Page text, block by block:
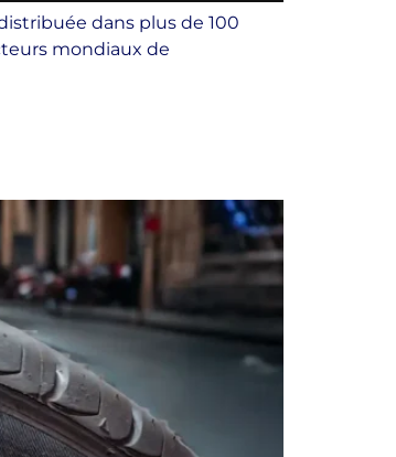
dans plus de 100
mondiaux de